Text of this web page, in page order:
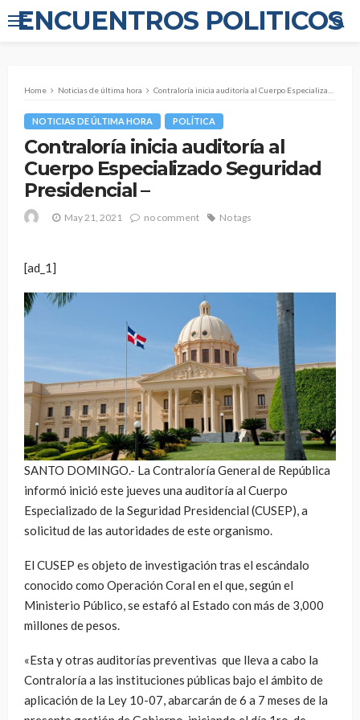
ENCUENTROS POLITICOS
Home Noticias de última hora Contraloría inicia auditoría al Cuerpo Especializado Seguridad Presidencial –
NOTICIAS DE ÚLTIMA HORA POLÍTICA
Contraloría inicia auditoría al
Cuerpo Especializado Seguridad
Presidencial –
May 21, 2021 no comment No tags
[ad_1]
SANTO DOMINGO.- La Contraloría General de República
informó inició este jueves una auditoría al Cuerpo
Especializado de la Seguridad Presidencial (CUSEP), a
solicitud de las autoridades de este organismo.
El CUSEP es objeto de investigación tras el escándalo
conocido como Operación Coral en el que, según el
Ministerio Público, se estafó al Estado con más de 3,000
millones de pesos.
«Esta y otras auditorías preventivas que lleva a cabo la
Contraloría a las instituciones públicas bajo el ámbito de
aplicación de la Ley 10-07, abarcarán de 6 a 7 meses de la